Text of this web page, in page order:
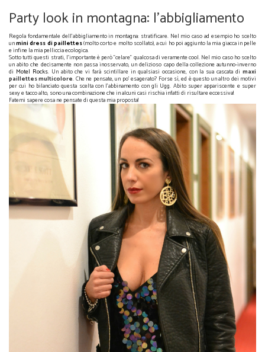
Party look in montagna: l'abbigliamento
Regola fondamentale dell'abbigliamento in montagna: stratificare. Nel mio caso ad esempio ho scelto
unmini dress di paillettes(molto corto e molto scollato), a cui ho poi aggiunto la mia giacca in pelle
e infine la mia pelliccia ecologica.
Sotto tutti questi strati, l'importante è però "celare" qualcosa di veramente cool. Nel mio caso ho scelto
un abito che decisamente non passa inosservato, un delizioso capo della collezione autunno-inverno
di Motel Rocks.Un abito che vi farà scintillare in qualsiasi occasione, con la sua cascata dimaxi
paillettes multicolore. Che ne pensate, un po' esagerato? Forse sì, ed è questo un altro dei motivi
per cui ho bilanciato questa scelta con l'abbinamento con gli Ugg. Abito super appariscente e super
sexy e tacco alto, sono una combinazione che in alcuni casi rischia infatti di risultare eccessiva!
Fatemi sapere cosa ne pensate di questa mia proposta!